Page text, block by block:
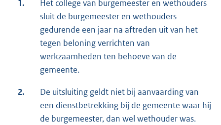
1.
Het college van burgemeester en wethouders
sluit de burgemeester en wethouders
gedurende een jaar na aftreden uit van het
tegen beloning verrichten van
werkzaamheden ten behoeve van de
gemeente.
2.
De uitsluiting geldt niet bij aanvaarding van
een dienstbetrekking bij de gemeente waar hij
de burgemeester, dan wel wethouder was.